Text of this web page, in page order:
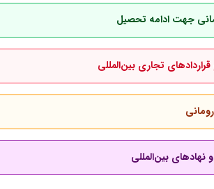
جهت ادامه تحصیل
تجاری بین‌المللی
نهادهای بین‌المللی